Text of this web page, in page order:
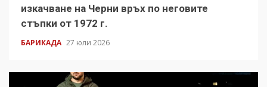
изкачване на Черни връх по неговите
стъпки от 1972 г.
БАРИКАДА 27 юли 2026